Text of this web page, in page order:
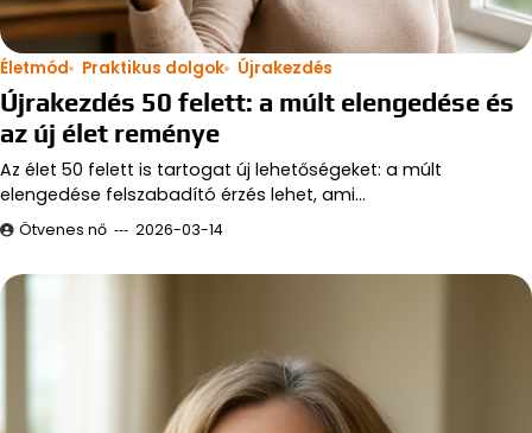
Életmód Praktikus dolgok Újrakezdés
Újrakezdés 50 felett: a múlt elengedése és
az új élet reménye
Az élet 50 felett is tartogat új lehetőségeket: a múlt
elengedése felszabadító érzés lehet, ami…
Ötvenes nő 2026-03-14